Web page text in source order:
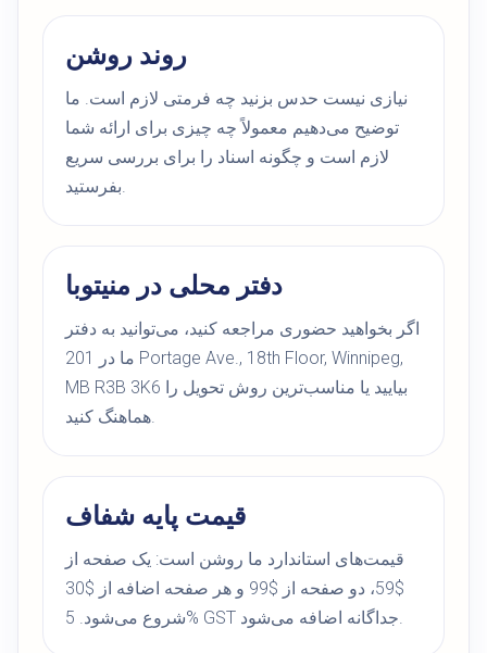
روند روشن
نیازی نیست حدس بزنید چه فرمتی لازم است. ما
توضیح می‌دهیم معمولاً چه چیزی برای ارائه شما
لازم است و چگونه اسناد را برای بررسی سریع
بفرستید.
دفتر محلی در منیتوبا
اگر بخواهید حضوری مراجعه کنید، می‌توانید به دفتر
ما در 201 Portage Ave., 18th Floor, Winnipeg,
MB R3B 3K6 بیایید یا مناسب‌ترین روش تحویل را
هماهنگ کنید.
قیمت پایه شفاف
قیمت‌های استاندارد ما روشن است: یک صفحه از
$59، دو صفحه از $99 و هر صفحه اضافه از $30
شروع می‌شود. 5% GST جداگانه اضافه می‌شود.